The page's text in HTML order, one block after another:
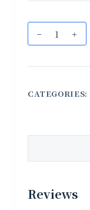
CATEGORIES:
Reviews